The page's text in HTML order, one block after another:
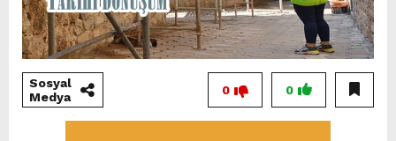
Sosyal
Medya
0
0